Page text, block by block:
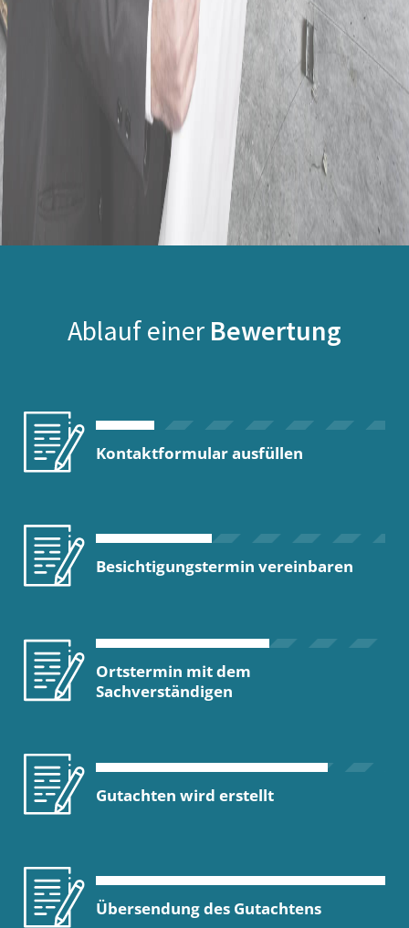
Ablauf einer Bewertung
Kontaktformular ausfüllen
Besichtigungstermin vereinbaren
Ortstermin mit dem
Sachverständigen
Gutachten wird erstellt
Übersendung des Gutachtens